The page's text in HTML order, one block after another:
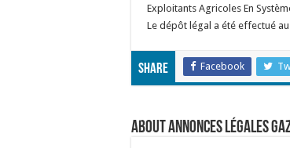
Exploitants Agricoles En
Le dépôt légal a été effectué
Share Facebook
About Annonces légales